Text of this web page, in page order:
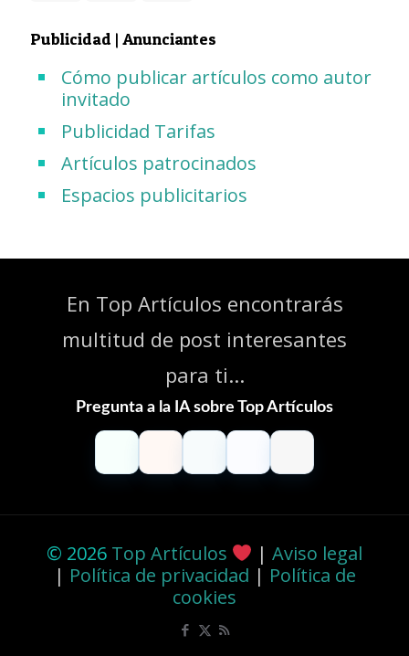
Publicidad | Anunciantes
Cómo publicar artículos como autor
invitado
Publicidad Tarifas
Artículos patrocinados
Espacios publicitarios
En Top Artículos encontrarás
multitud de post interesantes
para ti...
Pregunta a la IA sobre Top Artículos
ChatGPT
ClaudePerplexity
Gemini
Grok
© 2026 Top Artículos |Aviso legal
| Política de privacidad | Política de
cookies